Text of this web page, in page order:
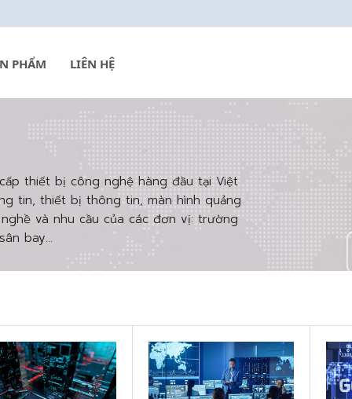
PHẨM LIÊN HỆ
thiết bị công nghệ hàng đầu tại Việt
tin, thiết bị thông tin, màn hình quảng
và nhu cầu của các đơn vị: trường
bay...